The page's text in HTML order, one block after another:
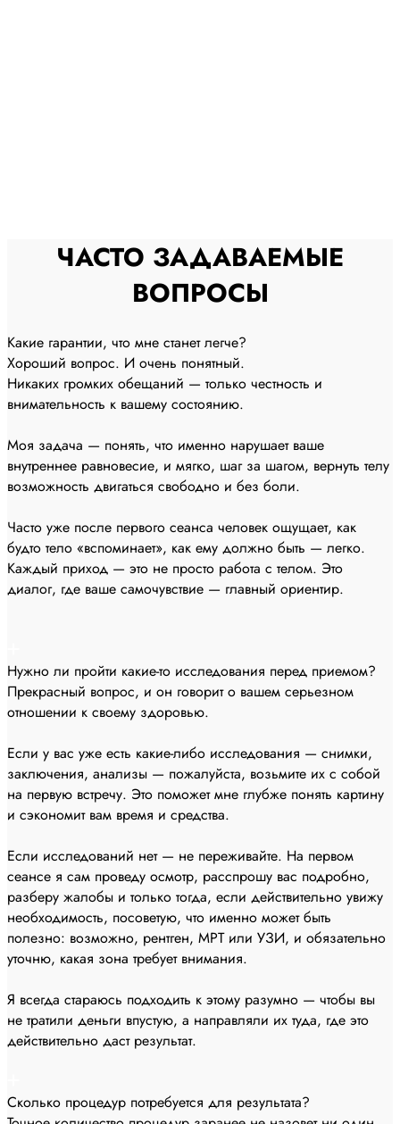
ЧАСТО ЗАДАВАЕМЫЕ
ВОПРОСЫ
Какие гарантии, что мне станет легче?
Хороший вопрос. И очень понятный.
Никаких громких обещаний — только честность и
внимательность к вашему состоянию.
Моя задача — понять, что именно нарушает ваше
внутреннее равновесие, и мягко, шаг за шагом, вернуть телу
возможность двигаться свободно и без боли.
Часто уже после первого сеанса человек ощущает, как
будто тело «вспоминает», как ему должно быть — легко.
Каждый приход — это не просто работа с телом. Это
диалог, где ваше самочувствие — главный ориентир.
Нужно ли пройти какие-то исследования перед приемом?
Прекрасный вопрос, и он говорит о вашем серьезном
отношении к своему здоровью.
Если у вас уже есть какие-либо исследования — снимки,
заключения, анализы — пожалуйста, возьмите их с собой
на первую встречу. Это поможет мне глубже понять картину
и сэкономит вам время и средства.
Если исследований нет — не переживайте. На первом
сеансе я сам проведу осмотр, расспрошу вас подробно,
разберу жалобы и только тогда, если действительно увижу
необходимость, посоветую, что именно может быть
полезно: возможно, рентген, МРТ или УЗИ, и обязательно
уточню, какая зона требует внимания.
Я всегда стараюсь подходить к этому разумно — чтобы вы
не тратили деньги впустую, а направляли их туда, где это
действительно даст результат.
Сколько процедур потребуется для результата?